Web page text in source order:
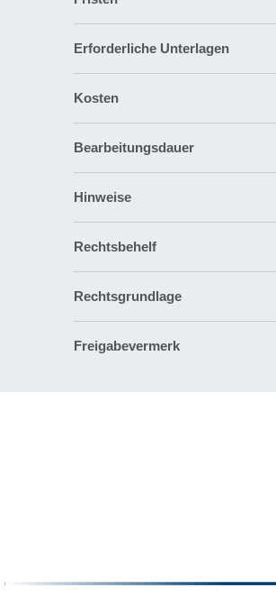
Erforderliche Unterlagen
Kosten
Bearbeitungsdauer
Hinweise
Rechtsbehelf
Rechtsgrundlage
Freigabevermerk